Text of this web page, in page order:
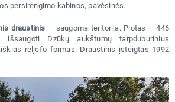
persirengimo kabinos, pavėsinės.
draustinis – saugoma teritorija. Plotas – 446
Dzūkų aukštumų tarpduburinius
reljefo formas. Draustinis įsteigtas 1992